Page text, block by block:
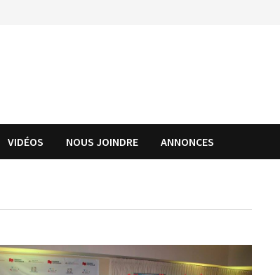
VIDÉOS NOUS JOINDRE ANNONCES